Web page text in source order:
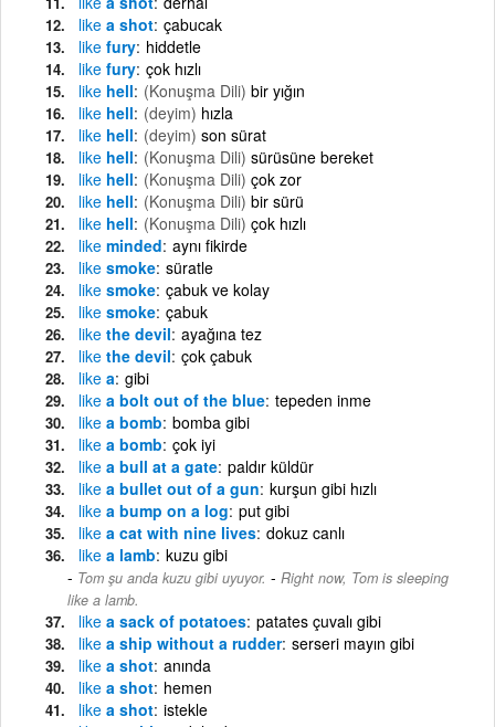
like a shot çabucak
like fury hiddetle
like fury çok hızlı
like hell (Konuşma Dili) bir yığın
like hell (deyim) hızla
like hell (deyim) son sürat
like hell (Konuşma Dili) sürüsüne bereket
like hell (Konuşma Dili) çok zor
like hell (Konuşma Dili) bir sürü
like hell (Konuşma Dili) çok hızlı
like minded aynı fikirde
like smoke süratle
like smoke çabuk ve kolay
like smoke çabuk
like the devil ayağına tez
like the devil çok çabuk
like a gibi
like a bolt out of the blue tepeden inme
like a bomb bomba gibi
like a bomb çok iyi
like a bull at a gate paldır küldür
like a bullet out of a gun kurşun gibi hızlı
like a bump on a log put gibi
like a cat with nine lives dokuz canlı
like a lamb kuzu gibi
Tom şu anda kuzu gibi uyuyor. - Right now, Tom is sleeping
like a lamb.
like a sack of potatoes patates çuvalı gibi
like a ship without a rudder serseri mayın gibi
like a shot anında
like a shot hemen
like a shot istekle